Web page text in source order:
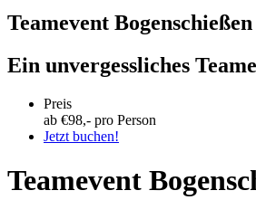
Teamevent
Ein unvergessliches
Preis
ab €98,- pro Person
Jetzt buchen!
Teamevent